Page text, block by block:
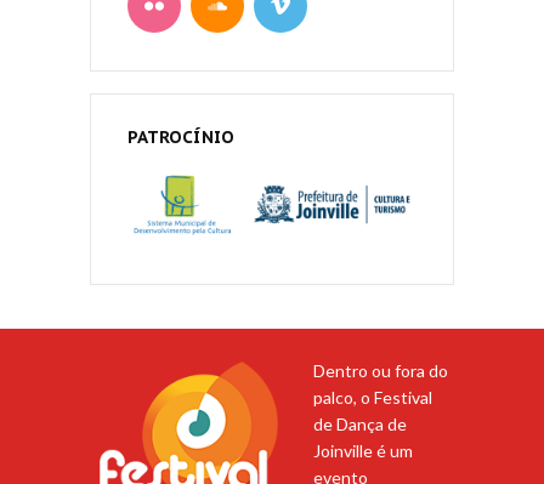
PATROCÍNIO
Dentro ou fora do
palco, o Festival
de Dança de
Joinville é um
evento